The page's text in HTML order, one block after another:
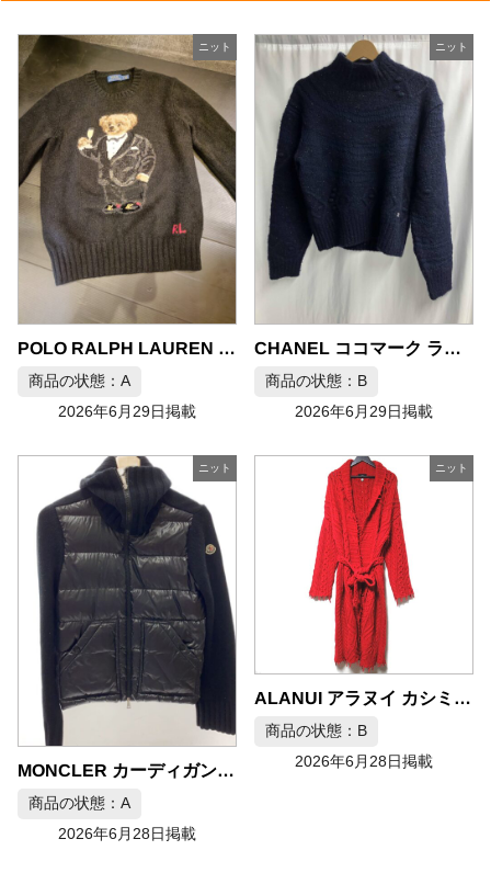
ニット
POLO RALPH LAUREN ポロベア タキシード スパンコール ニット
商品の状態：A
2026年6月29日掲載
ニット
CHANEL ココマーク ラメモックニット カシミヤ混 サイズ36
商品の状態：B
2026年6月29日掲載
ニット
MONCLER カーディガン トリコット 袖ニット 切り替えダウン XS
商品の状態：A
2026年6月28日掲載
ニット
ALANUI アラヌイ カシミヤウール ケーブル編み ガウンコート レッド S-M
商品の状態：B
2026年6月28日掲載